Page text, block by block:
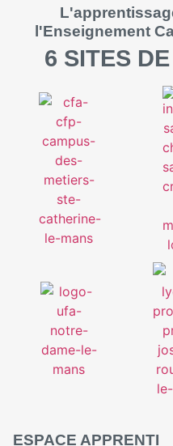
l'Enseignement
6 SITES
ESPACE APPRENTI